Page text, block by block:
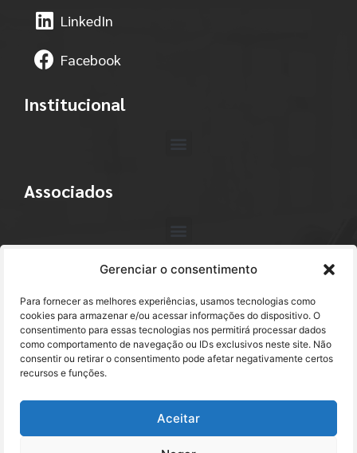
Gerenciar o consentimento
Para fornecer as melhores experiências, usamos tecnologias como
cookies para armazenar e/ou acessar informações do dispositivo. O
consentimento para essas tecnologias nos permitirá processar dados
como comportamento de navegação ou IDs exclusivos neste site. Não
consentir ou retirar o consentimento pode afetar negativamente certos
recursos e funções.
Aceitar
LinkedIn
Facebook
Institucional
Associados
+55 (11) 3113-4040
abracam@abracam.com
Bela Vista - São Paulo, SP CEP 01310-300